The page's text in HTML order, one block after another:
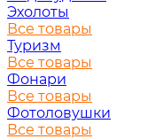
Эхолоты
Все товары
Туризм
Все товары
Фонари
Все товары
Фотоловушки
Все товары